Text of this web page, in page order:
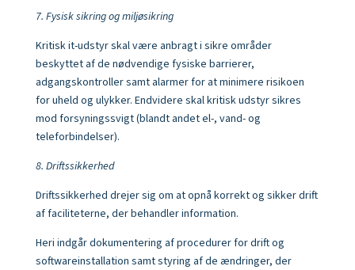
7. Fysisk sikring og miljøsikring
Kritisk it-udstyr skal være anbragt i sikre områder
beskyttet af de nødvendige fysiske barrierer,
adgangskontroller samt alarmer for at minimere risikoen
for uheld og ulykker. Endvidere skal kritisk udstyr sikres
mod forsyningssvigt (blandt andet el-, vand- og
teleforbindelser).
8. Driftssikkerhed
Driftssikkerhed drejer sig om at opnå korrekt og sikker drift
af faciliteterne, der behandler information.
Heri indgår dokumentering af procedurer for drift og
softwareinstallation samt styring af de ændringer, der